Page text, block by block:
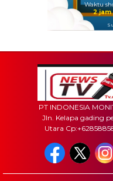
Waktu
2 jam
PT INDONESIA
Jln. Kelapa gading
Utara